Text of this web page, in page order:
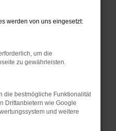
wie Werbeblocker,
Seiten
einem privaten
Browser und dein
neuesten Stand
werden von uns eingesetzt:
um die
zu gewährleisten.
die bestmögliche Funktionalität
Drittanbietern wie Google
und weitere